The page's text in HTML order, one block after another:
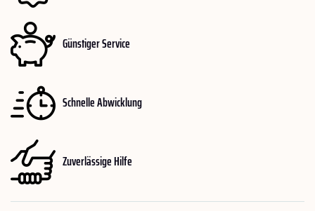
Günstiger Service
Schnelle Abwicklung
Zuverlässige Hilfe